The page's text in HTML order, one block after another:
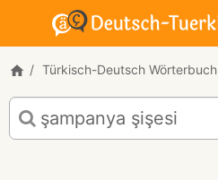
Türkisch-Deutsch Wörterbuch
Türkisch-
Deutsch
Übersetzung